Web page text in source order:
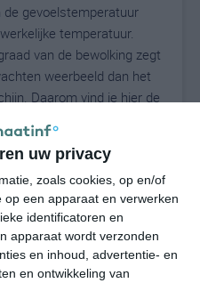
uw privacy
zoals cookies, op en/of
een apparaat en verwerken
identificatoren en
apparaat wordt verzonden
en inhoud, advertentie- en
en ontwikkeling van
gevoelstemperatuur
temperatuur.
van de bewolking zegt
weerbeeld dan het
Daarom vind je hier de
voor Velika Ostrna.